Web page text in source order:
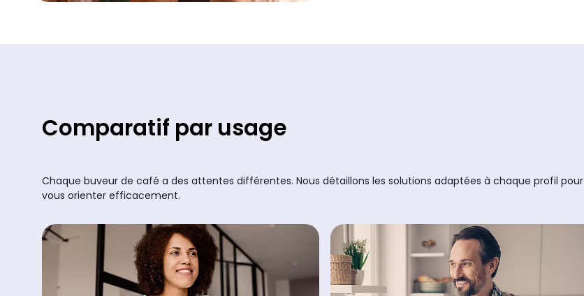
Comparatif par usage
Chaque buveur de café a des attentes différentes. Nous détaillons les solutions adaptées à chaque profil pour
vous orienter efficacement.